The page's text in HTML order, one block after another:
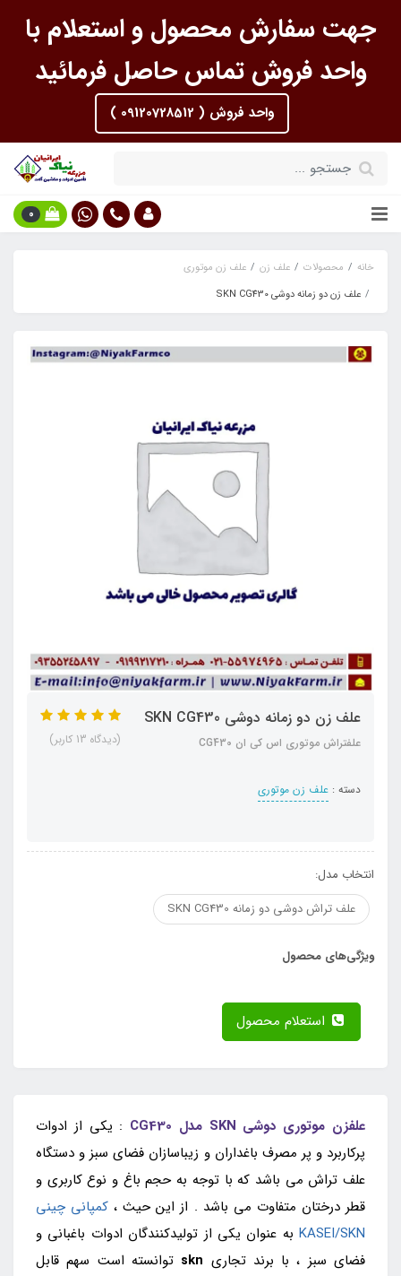
جهت سفارش محصول و استعلام با
واحد فروش تماس حاصل فرمائید
واحد فروش ( 09120728512 )
0
خانه محصولات علف زن
علف زن موتوری
علف زن دو زمانه دوشی SKN CG430
علف زن دو زمانه دوشی SKN CG430
علفتراش موتوری اس کی ان CG430
دسته : علف زن موتوری
(دیدگاه 13 کاربر)
انتخاب مدل:
علف تراش دوشی دو زمانه SKN CG430
ویژگی‌های محصول
علفزن موتوری دوشی SKN مدل CG430
: یکی از ادوات
پرکاربرد و پر مصرف باغداران و زیباسازان فضای سبز و دستگاه
علف تراش می باشد که با توجه به حجم باغ و نوع کاربری و
قطر درختان متفاوت می باشد . از این حیث ، کمپانی چینی
KASEI/SKN به عنوان یکی از تولیدکنندگان ادوات باغبانی و
فضای سبز ، با برند تجاری skn توانسته است سهم قابل